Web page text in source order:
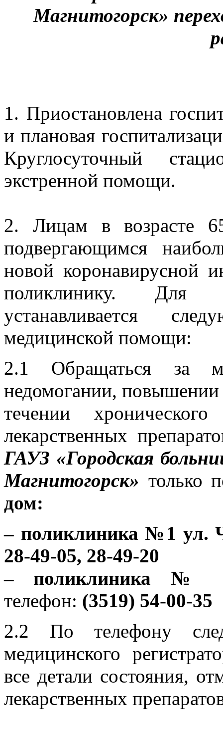
Магнитогорск»
1. Приостановлена
и плановая
Круглосуточный
экстренной помощи.
2. Лицам в возрасте
подвергающимся
новой коронавирусной
поликлинику. Для
устанавливается
медицинской помощи:
2.1 Обращаться за
недомогании, повышении
течении
лекарственных
ГАУЗ «Городская
Магнитогорск» только
дом:
– поликлиника №1 ул.
28-49-05, 28-49-20
– поликлиника №
телефон: (3519) 54-00-35
2.2 По телефону
медицинского
все детали состояния,
лекарственных